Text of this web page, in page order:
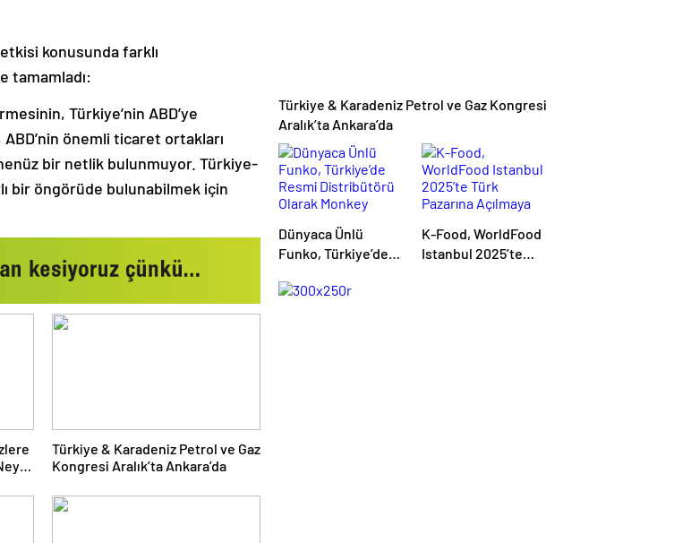
konusunda farklı
tamamladı:
Türkiye’nin ABD’ye
önemli ticaret ortakları
bir netlik bulunmuyor. Türkiye-
bir öngörüde bulunabilmek için
Türkiye & Karadeniz Petrol ve Gaz
Kongresi Aralık’ta Ankara’da
Türkiye & Karadeniz Petrol ve Gaz Kongresi
Aralık’ta Ankara’da
Dünyaca Ünlü
Funko, Türkiye’de
Olarak Monkey
K-Food, WorldFood
Istanbul 2025’te